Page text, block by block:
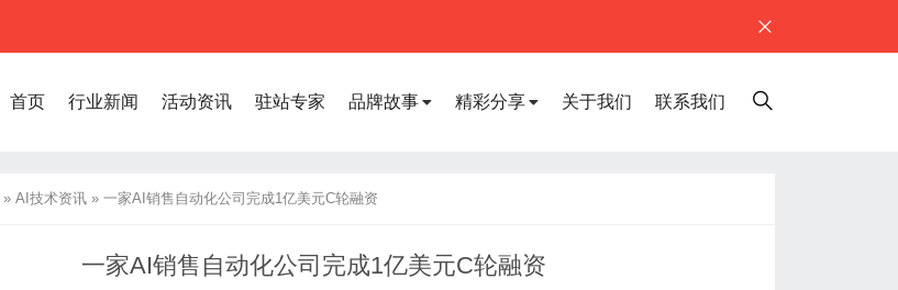
首页 行业新闻 活动资讯 驻站专家 品牌故事 精彩分享 关于我们 联系我们
» AI技术资讯 » 一家AI销售自动化公司完成1亿美元C轮融资
一家AI销售自动化公司完成1亿美元C轮融资